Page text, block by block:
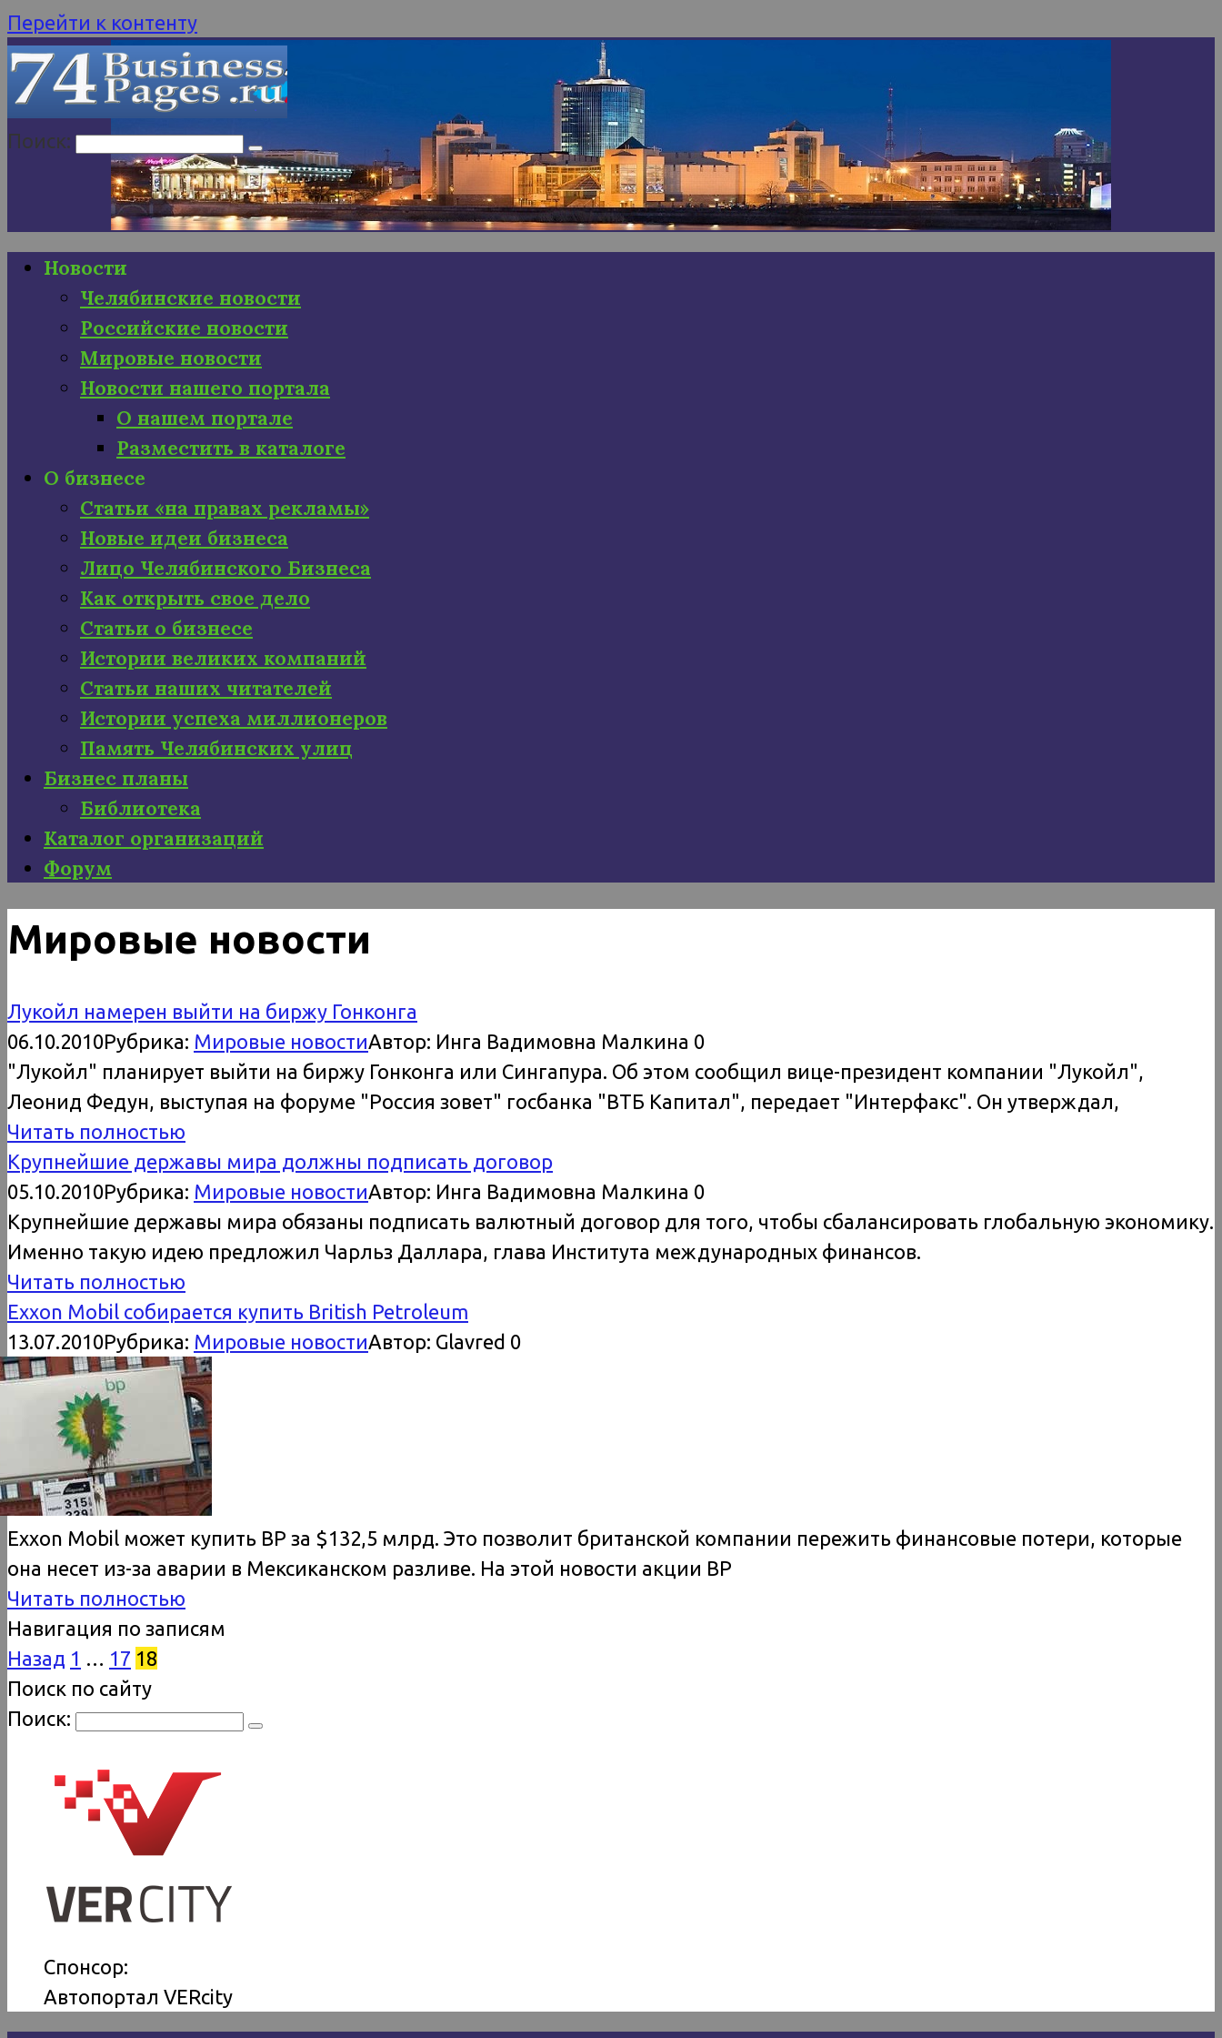
Перейти к контенту
Поиск:
Новости
Челябинские новости
Российские новости
Мировые новости
Новости нашего портала
О нашем портале
Разместить в каталоге
О бизнесе
Статьи «на правах рекламы»
Новые идеи бизнеса
Лицо Челябинского Бизнеса
Как открыть свое дело
Статьи о бизнесе
Истории великих компаний
Статьи наших читателей
Истории успеха миллионеров
Память Челябинских улиц
Бизнес планы
Библиотека
Каталог организаций
Форум
Мировые новости
Лукойл намерен выйти на биржу Гонконга
06.10.2010Рубрика: Мировые новостиАвтор: Инга Вадимовна Малкина 0
"Лукойл" планирует выйти на биржу Гонконга или Сингапура. Об этом сообщил вице-президент компании "Лукойл",
Леонид Федун, выступая на форуме "Россия зовет" госбанка "ВТБ Капитал", передает "Интерфакс". Он утверждал,
Читать полностью
Крупнейшие державы мира должны подписать договор
05.10.2010Рубрика: Мировые новостиАвтор: Инга Вадимовна Малкина 0
Крупнейшие державы мира обязаны подписать валютный договор для того, чтобы сбалансировать глобальную экономику.
Именно такую идею предложил Чарльз Даллара, глава Института международных финансов.
Читать полностью
Exxon Mobil собирается купить British Petroleum
13.07.2010Рубрика: Мировые новостиАвтор: Glavred 0
Exxon Mobil может купить BP за $132,5 млрд. Это позволит британской компании пережить финансовые потери, которые
она несет из-за аварии в Мексиканском разливе. На этой новости акции BP
Читать полностью
Навигация по записям
Назад 1 … 17 18
Поиск по сайту
Поиск:
Спонсор:
Автопортал VERcity